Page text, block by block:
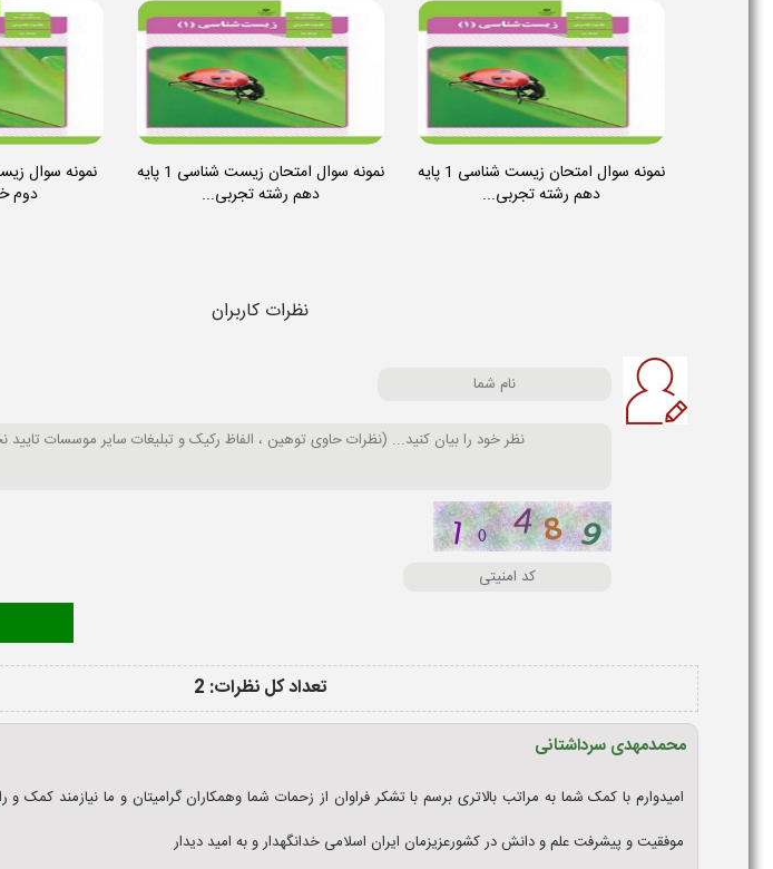
نمونه سوال امتحان زیست شناسی 1 پایه
دهم رشته تجربی...
نمونه سوال امتحان زیست شناسی 1 پایه
دهم رشته تجربی...
دوم
نظرات کاربران
تعداد کل نظرات: 2
محمدمهدی سرداشتانی
امیدوارم با کمک شما به مراتب بالاتری برسم با تشکر فراوان از زحمات شما وهمکاران گرامیتان و ما نیازمند کمک و
موفقیت و پیشرفت علم و دانش در کشورعزیزمان ایران اسلامی خدانگهدار و به امید دیدار